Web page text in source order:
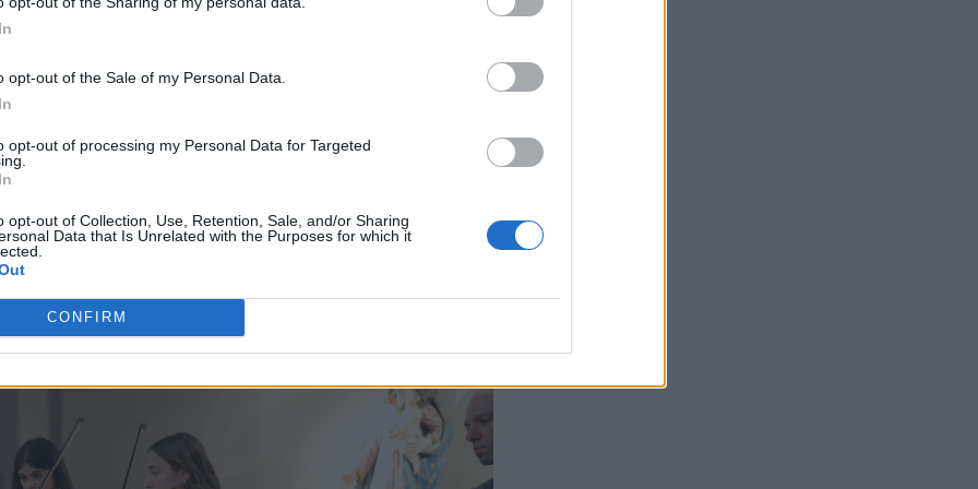
opt-out of the Sale of my Personal Data.
opt-out of processing my Personal Data for Targeted
opt-out of Collection, Use, Retention, Sale, and/or Sharing
Data that Is Unrelated with the Purposes for which it
CONFIRM
guidato i ragazzi in questo percorso musicale. Ai
e preziose nell’organizzazione e nei preparativi.
evento di domenica 24 maggio. Sarà una
per riscoprire il valore del confronto amichevole tra i
e giochi in libertà”